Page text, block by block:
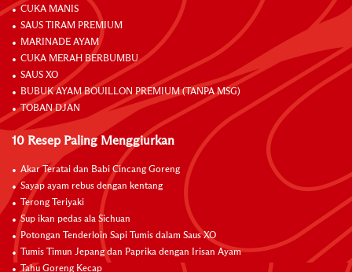
CUKA MANIS
SAUS TIRAM PREMIUM
MARINADE AYAM
CUKA MERAH BERBUMBU
SAUS XO
BUBUK AYAM BOUILLON PREMIUM (TANPA MSG)
TOBAN DJAN
10 Resep Paling Menggiurkan
Akar Teratai dan Babi Cincang Goreng
Sayap ayam rebus dengan kentang
Terong Teriyaki
Sup ikan pedas ala Sichuan
Potongan Tenderloin Sapi Tumis dalam Saus XO
Tumis Timun Jepang dan Paprika dengan Irisan Ayam
Tahu Goreng Kecap